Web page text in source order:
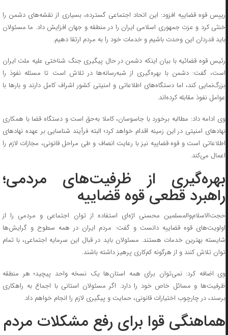
رییس قوه قضاییه افزود: این اتحاد اجتماعی گسترده، بسیاری از نقشه‌های دشمن را
خنثی کرد و عزت جمهوری اسلامی ایران را در منطقه و جهان افزایش داد. ما مسئولان
باید قدردان این وحدت باشیم و خدمات خود را به مردم ارتقا دهیم.
رئیس قوه قضائیه با بیان اینکه دشمن در حال پیگیری جنگ شناختی علیه ملت ایران
است، گفت: دشمن با بهره‌گیری از شبه‌رسانه‌ها در تلاش است تا مسئله نفوذ را
بزرگ‌نمایی کند، اما دستگاه‌های اطلاعاتی و امنیتی کشور اشراف کامل دارند و بار‌ها با
عوامل نفوذ مقابله کرده‌اند.
وی ادامه داد: مطالبه برخورد با جاسوسان، کاملا به‌حق است و دستگاه قضا با همکاری
نهاد‌های امنیتی در این زمینه اقدام خواهد کرد؛ البته فرآیند شناسایی بر عهده نهاد‌های
اطلاعاتی است و قوه قضاییه نیز با رعایت انصاف و طی مراحل قانونی، مجازات لازم را
اعمال می‌کند.
بهره‌گیری از ظرفیت‌های مردمی؛
راهبرد قطعی قوه قضاییه
حجت‌الاسلام‌والمسلمین محسنی اژه‌ای استفاده از توان اجتماعی و مردمی را از
اولویت‌های قوه قضاییه دانست و گفت: مردم ایران در همه سطوح و گرایش‌ها
شایسته بهترین خدمات هستند. مسئولان باید در قبال این سرمایه اجتماعی، با تمام
توان تلاش کنند و از هرگونه کم‌کاری پرهیز داشته باشند.
وی اضافه کرد: نمی‌توان برای همه استان‌ها یک نسخه واحد پیچید؛ هر منطقه
ظرفیت‌ها و مسائل خاص خود را دارد. اگر مسئولان استانی با اجماع به راهکاری
برسند، در چارچوب اختیارات قانونی، حمایت و پیگیری لازم را انجام خواهم داد.
هماهنگی قوا برای رفع مشکلات مردم